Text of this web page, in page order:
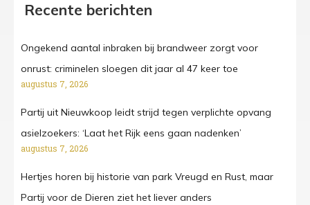
Recente berichten
Ongekend aantal inbraken bij brandweer zorgt voor
onrust: criminelen sloegen dit jaar al 47 keer toe
augustus 7, 2026
Partij uit Nieuwkoop leidt strijd tegen verplichte opvang
asielzoekers: ‘Laat het Rijk eens gaan nadenken’
augustus 7, 2026
Hertjes horen bij historie van park Vreugd en Rust, maar
Partij voor de Dieren ziet het liever anders